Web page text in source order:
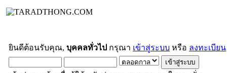
ยินดีต้อนรับคุณ, บุคคลทั่วไป กรุณา เข้าสู่ระบบ หรือ ลงทะเบียน